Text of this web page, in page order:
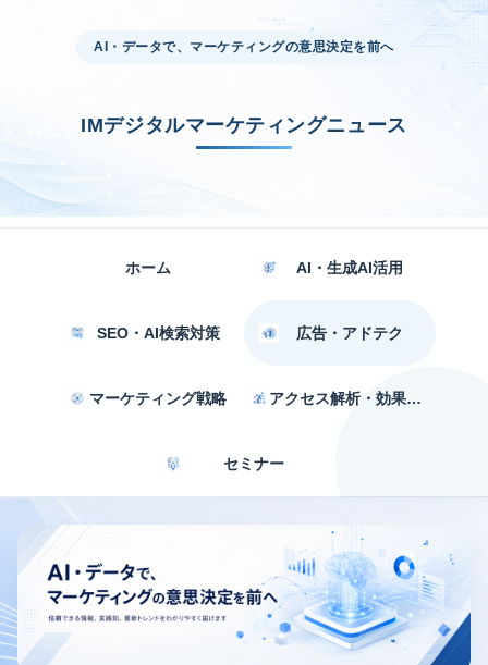
AI・データで、マーケティングの意思決定を前へ
IMデジタルマーケティングニュース
ホーム AI・生成AI活用
SEO・AI検索対策 広告・アドテク
マーケティング戦略 アクセス解析・効果測定
セミナー